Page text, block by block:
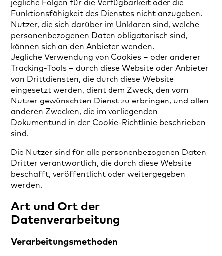
jegliche Folgen für die Verfügbarkeit oder die
Funktionsfähigkeit des Dienstes nicht anzugeben.
Nutzer, die sich darüber im Unklaren sind, welche
personenbezogenen Daten obligatorisch sind,
können sich an den Anbieter wenden.
Jegliche Verwendung von Cookies – oder anderer
Tracking-Tools – durch diese Website oder Anbieter
von Drittdiensten, die durch diese Website
eingesetzt werden, dient dem Zweck, den vom
Nutzer gewünschten Dienst zu erbringen, und allen
anderen Zwecken, die im vorliegenden
Dokumentund in der Cookie-Richtlinie beschrieben
sind.
Die Nutzer sind für alle personenbezogenen Daten
Dritter verantwortlich, die durch diese Website
beschafft, veröffentlicht oder weitergegeben
werden.
Art und Ort der
Datenverarbeitung
Verarbeitungsmethoden